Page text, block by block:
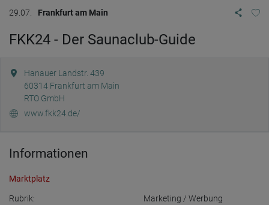
29.07. Frankfurt am Main
FKK24 - Der Saunaclub-Guide
Hanauer Landstr. 439
60314 Frankfurt am Main
RTO GmbH
www.fkk24.de/
Informationen
Marktplatz
Rubrik: Marketing / Werbung